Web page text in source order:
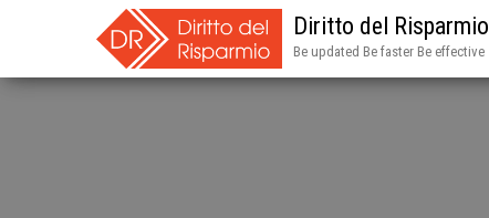
Diritto del Risparmio
Be updated Be faster Be effective